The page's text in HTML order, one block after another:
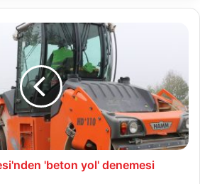
'beton yol' denemesi